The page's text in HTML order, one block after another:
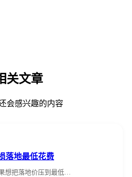
关文章
会感兴趣的内容
落地最低花费
想把落地价压到最低…